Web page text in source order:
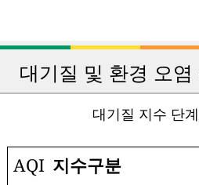
대기질 및 환경 오
대기질 지수 단
AQI 지수구분